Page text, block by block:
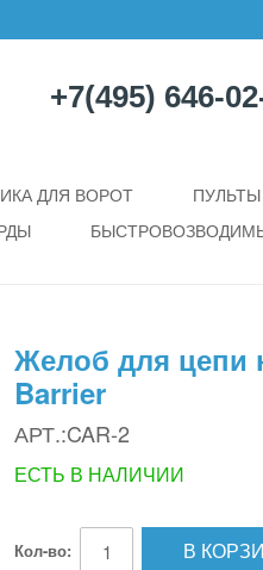
+7(495) 646-
ДЛЯ ВОРОТ ПУЛЬТЫ
Желоб для цепи
Barrier
АРТ.:CAR-2
ЕСТЬ В НАЛИЧИИ
Кол-во: В